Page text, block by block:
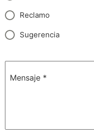
Reclamo
Sugerencia
Mensaje *